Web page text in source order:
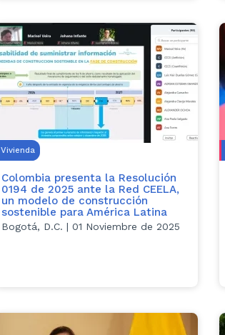
Vivienda
Colombia presenta la Resolución
0194 de 2025 ante la Red CEELA,
un modelo de construcción
sostenible para América Latina
Bogotá, D.C. | 01 Noviembre de 2025